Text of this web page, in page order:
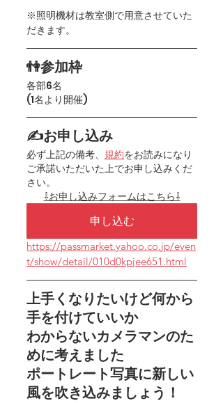
※照明機材は教室側で用意させていた
だきます。
👫参加枠
各部6名
(1名より開催)
✍お申し込み
必ず上記の備考、 規約をお読みになり
ご承諾いただいた上でお申し込みくだ
さい。
⇩お申し込みフォームはこちら⇩
申し込む
https://passmarket.yahoo.co.jp/even
t/show/detail/010d0kpjee651.html
上手くなりたいけど何から
手を付けていいか
わからないカメラマンのた
めに考えました
ポートレート写真に新しい
風を吹き込みましょう！